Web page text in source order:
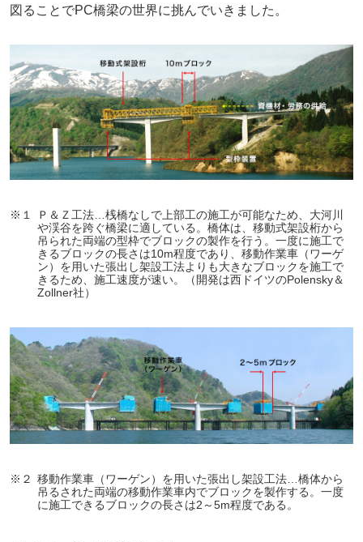
図ることでPC橋梁の世界に挑んでいきました。
※１
Ｐ＆Ｚ工法…桟橋なしで上部工の施工が可能なため、大河川
や渓谷を跨ぐ橋梁に適している。橋体は、移動式架設桁から
吊られた両端の型枠でブロックの製作を行う。一度に施工で
きるブロックの長さは10m程度であり、移動作業車（ワーゲ
ン）を用いた張出し架設工法よりも大きなブロックを施工で
きるため、施工速度が速い。（開発は西ドイツのPolensky＆
Zollner社）
※２ 移動作業車（ワーゲン）を用いた張出し架設工法…橋体から
吊るされた両端の移動作業車内でブロックを製作する。一度
に施工できるブロックの長さは2～5m程度である。